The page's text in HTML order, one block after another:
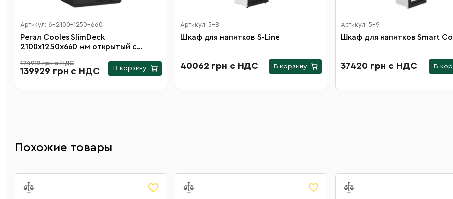
Артикул: 6-2100-1250-660
Регал Cooles SlimDeck
2100х1250х660 мм открытый с
174912 грн с НДС
139929 грн с НДС В корзину
Артикул: 5-8
Шкаф для напитков S-Line
40062 грн с НДС В корзину
Артикул: 5-9
Шкаф для напитков Smart
37420 грн с НДС В
Похожие товары